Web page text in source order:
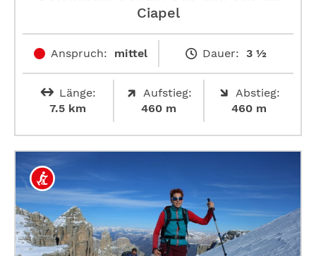
Ciapel
Anspruch: mittel Dauer: 3 ½
Länge:
7.5 km
Aufstieg:
460 m
Abstieg:
460 m